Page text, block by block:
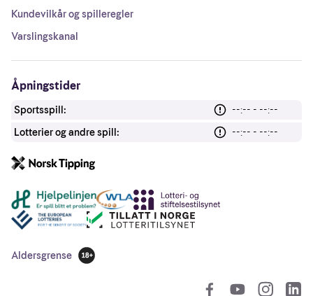
Kundevilkår og spilleregler
Varslingskanal
Åpningstider
Sportsspill:
--:-- - --:--
Lotterier og andre spill:
--:-- - --:--
Andre lenker
Aldersgrense
18 år